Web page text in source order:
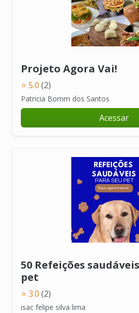
Projeto Agora Vai!
⭐ 5.0 (2)
Patricia Bomm dos Santos
Acessar
50 Refeições
pet
⭐ 3.0 (2)
isac felipe silva lima